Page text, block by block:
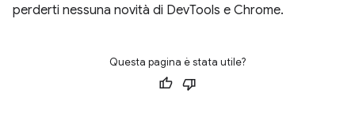
perderti nessuna novità di DevTools e Chrome.
Questa pagina è stata utile?